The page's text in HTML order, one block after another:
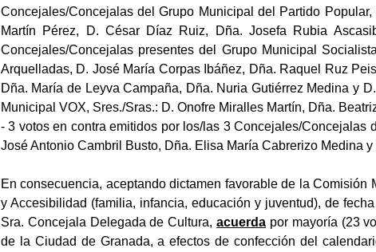
Concejales/Concejalas del Grupo Municipal del Partido
Martín Pérez, D. César Díaz Ruiz, Dña. Josefa Rubia
Concejales/Concejalas presentes del Grupo Municipal
Arquelladas, D. José María Corpas Ibáñez, Dña. Raquel Ruz
Dña. María de Leyva Campaña, Dña. Nuria Gutiérrez Medina y
Municipal VOX, Sres./Sras.: D. Onofre Miralles Martín, Dña.
- 3 votos en contra emitidos por los/las 3 Concejales/
José Antonio Cambril Busto, Dña. Elisa María Cabrerizo Medina
En consecuencia, aceptando dictamen favorable de la
y Accesibilidad (familia, infancia, educación y juventud), de
Sra. Concejala Delegada de Cultura,acuerda por mayoría (23
de la Ciudad de Granada, a efectos de confección del